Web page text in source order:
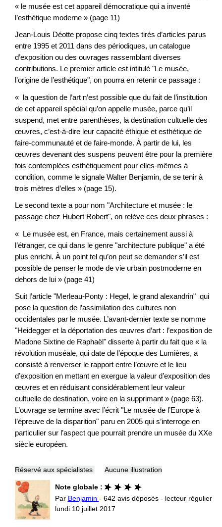
« le musée est cet appareil démocratique qui a inventé
l’esthétique moderne » (page 11)
Jean-Louis Déotte propose cinq textes tirés d’articles parus
entre 1995 et 2011 dans des périodiques, un catalogue
d’exposition ou des ouvrages rassemblant diverses
contributions. Le premier article est intitulé "Le musée,
l’origine de l’esthétique", on pourra en retenir ce passage :
« la question de l’art n’est possible que du fait de l’institution
de cet appareil spécial qu’on appelle musée, parce qu’il
suspend, met entre parenthèses, la destination cultuelle des
œuvres, c’est-à-dire leur capacité éthique et esthétique de
faire-communauté et de faire-monde. À partir de lui, les
œuvres devenant des suspens peuvent être pour la première
fois contemplées esthétiquement pour elles-mêmes à
condition, comme le signale Walter Benjamin, de se tenir à
trois mètres d’elles » (page 15).
Le second texte a pour nom "Architecture et musée : le
passage chez Hubert Robert", on relève ces deux phrases :
« Le musée est, en France, mais certainement aussi à
l’étranger, ce qui dans le genre "architecture publique" a été
plus enrichi. À un point tel qu’on peut se demander s’il est
possible de penser le mode de vie urbain postmoderne en
dehors de lui » (page 41)
Suit l’article "Merleau-Ponty : Hegel, le grand alexandrin" qui
pose la question de l’assimilation des cultures non
occidentales par le musée. L’avant-dernier texte se nomme
"Heidegger et la déportation des œuvres d’art : l’exposition de
Madone Sixtine de Raphaël" disserte à partir du fait que « la
révolution muséale, qui date de l’époque des Lumières, a
consisté à renverser le rapport entre l’œuvre et le lieu
d’exposition en mettant en exergue la valeur d’exposition des
œuvres et en réduisant considérablement leur valeur
cultuelle de destination, voire en la supprimant » (page 63).
L’ouvrage se termine avec l’écrit "Le musée de l’Europe à
l’épreuve de la disparition" paru en 2005 qui s’interroge en
particulier sur l’aspect que pourrait prendre un musée du XXe
siècle européen.
Réservé aux spécialistes Aucune illustration
Note globale :
Par Benjamin - 642 avis déposés - lecteur régulier
lundi 10 juillet 2017